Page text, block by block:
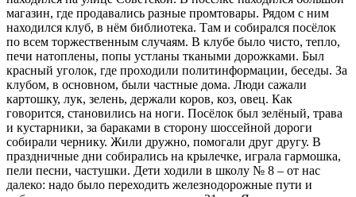
магазин, где продавались разные промтовары. Рядом с ним
находился клуб, в нём библиотека. Там и собирался посёлок
по всем торжественным случаям. В клубе было чисто, тепло,
печи натоплены, попы устланы ткаными дорожками. Был
красный уголок, где проходили политинформации, беседы. За
клубом, в основном, были частные дома. Люди сажали
картошку, лук, зелень, держали коров, коз, овец. Как
говорится, становились на ноги. Посёлок был зелёный, трава
и кустарники, за бараками в сторону шоссейной дороги
собирали чернику. Жили дружно, помогали друг другу. В
праздничные дни собирались на крылечке, играла гармошка,
пели песни, частушки. Дети ходили в школу № 8 – от нас
далеко: надо было переходить железнодорожные пути и